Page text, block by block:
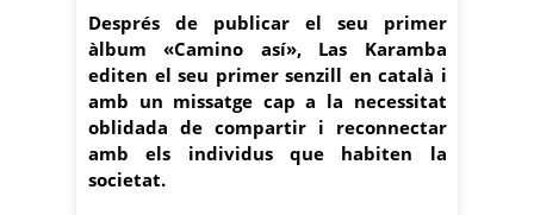
Després de publicar el seu primer
àlbum «Camino así», Las Karamba
editen el seu primer senzill en català i
amb un missatge cap a la necessitat
oblidada de compartir i reconnectar
amb els individus que habiten la
societat.